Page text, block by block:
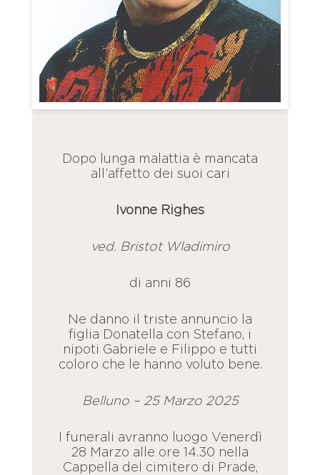
Dopo lunga malattia è mancata
all’affetto dei suoi cari
Ivonne Righes
ved. Bristot Wladimiro
di anni 86
Ne danno il triste annuncio la
figlia Donatella con Stefano, i
nipoti Gabriele e Filippo e tutti
coloro che le hanno voluto bene.
Belluno – 25 Marzo 2025
I funerali avranno luogo Venerdì
28 Marzo alle ore 14.30 nella
Cappella del cimitero di Prade,